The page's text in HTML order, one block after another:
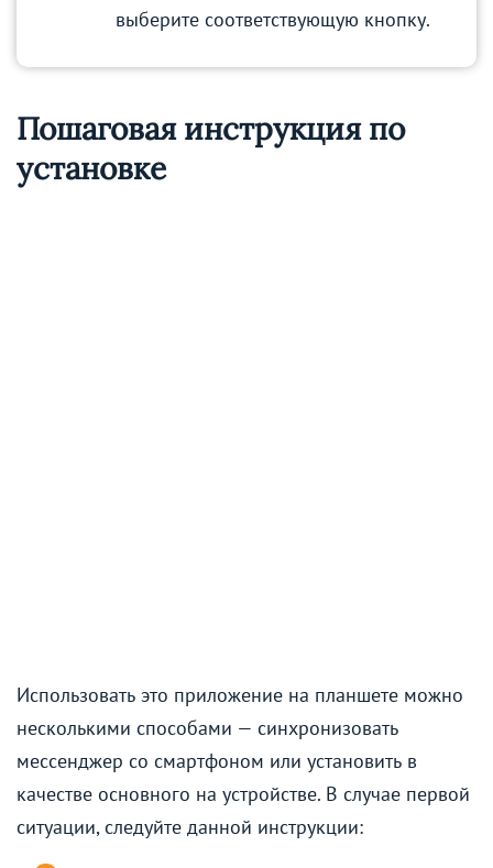
выберите соответствующую кнопку.
Пошаговая инструкция по
установке
Использовать это приложение на планшете можно
несколькими способами — синхронизовать
мессенджер со смартфоном или установить в
качестве основного на устройстве. В случае первой
ситуации, следуйте данной инструкции: